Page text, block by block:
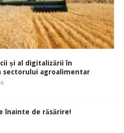
și al digitalizării în
sectorului agroalimentar
înainte de răsărire!